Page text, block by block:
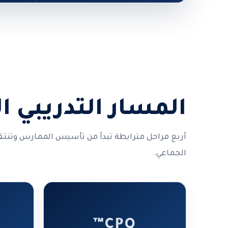
المسار التدريبي
أربع مراحل مترابطة تبدأ من تأسيس الممارس
الجماعي.